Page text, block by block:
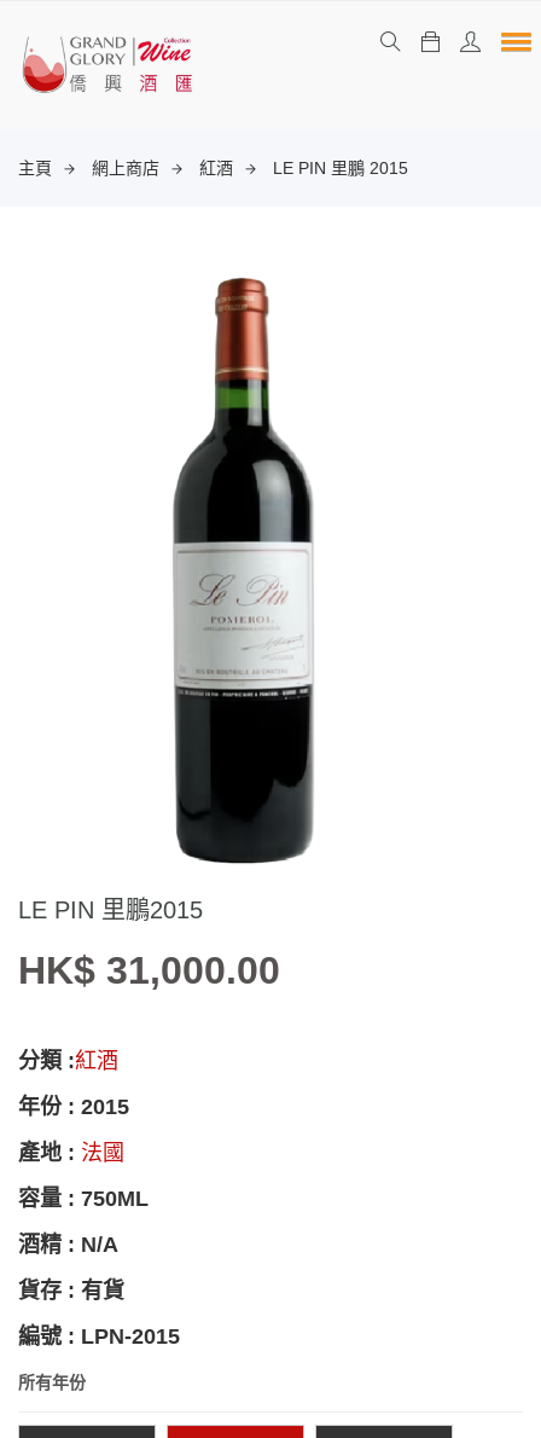
主頁 網上商店 紅酒 LE PIN 里鵬 2015
LE PIN 里鵬2015
HK$ 31,000.00
分類 :紅酒
年份 : 2015
產地 : 法國
容量 : 750ML
酒精 : N/A
貨存 : 有貨
編號 : LPN-2015
所有年份